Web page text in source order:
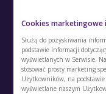
Cookies marketingowe
Służą do pozyskiwania
podstawie informacji
wyświetlanych w Serwisie.
stosować prosty marketing
Użytkowników, na
wyświetlane naszym